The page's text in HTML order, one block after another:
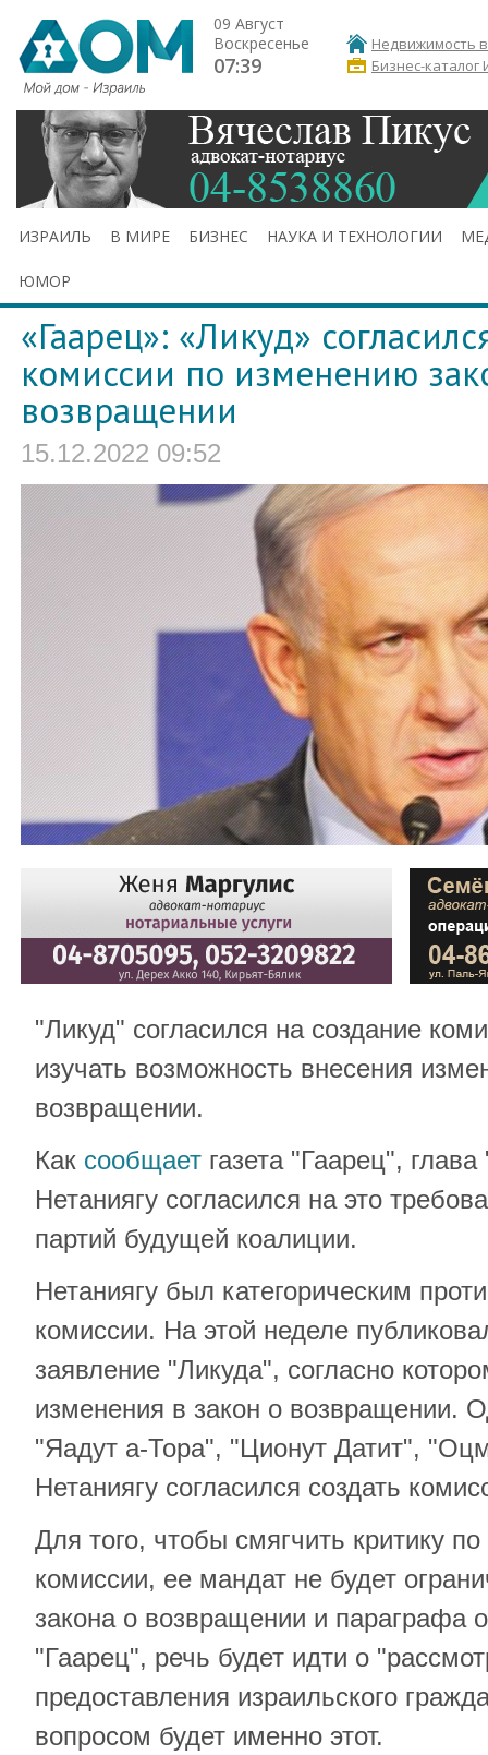
09 Август
Воскресенье
07:39
Недвижимость
Бизнес-каталог
ИЗРАИЛЬ В МИРЕ БИЗНЕС НАУКА И ТЕХНОЛОГИИ
ЮМОР
«‎Гаарец»: «‎Ликуд»
комиссии по изменению
возвращении
15.12.2022 09:52
"Ликуд" согласился на создание
изучать возможность внесения
возвращении.
Как сообщает газета "Гаарец",
Нетаниягу согласился на это
партий будущей коалиции.
Нетаниягу был категорическим
комиссии. На этой неделе
заявление "Ликуда", согласно
изменения в закон о возвращении.
"Яадут а-Тора", "Ционут Датит",
Нетаниягу согласился создать
Для того, чтобы смягчить критику
комиссии, ее мандат не будет
закона о возвращении и параграфа
"Гаарец", речь будет идти о
предоставления израильского
вопросом будет именно этот.